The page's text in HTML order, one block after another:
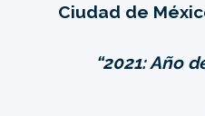
Ciudad de
“2021: Año